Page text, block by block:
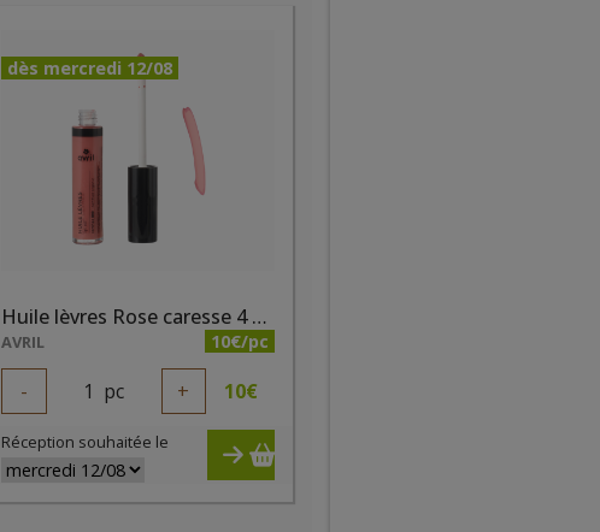
dès mercredi 12/08
Huile lèvres Rose caresse 4 ml - certifiée bio
AVRIL 10€/pc
- 1 pc + 10€
Réception souhaitée le